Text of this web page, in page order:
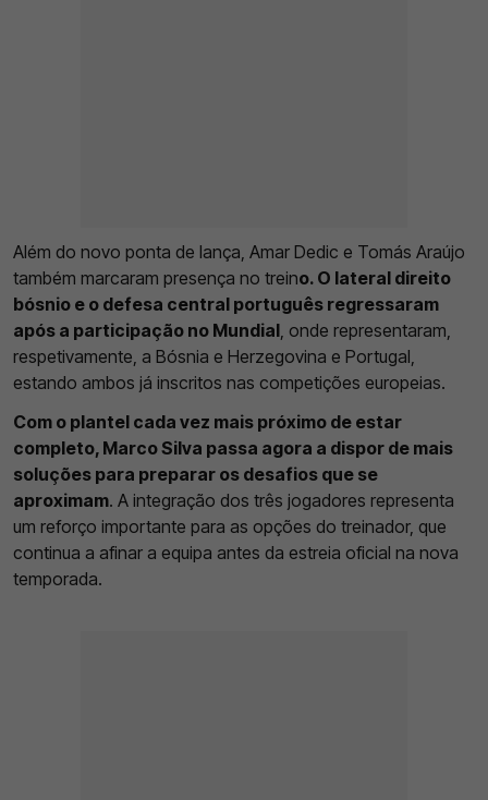
Além do novo ponta de lança, Amar Dedic e Tomás Araújo
também marcaram presença no treino. O lateral direito
bósnio e o defesa central português regressaram
após a participação no Mundial , onde representaram,
respetivamente, a Bósnia e Herzegovina e Portugal,
estando ambos já inscritos nas competições europeias.
Com o plantel cada vez mais próximo de estar
completo, Marco Silva passa agora a dispor de mais
soluções para preparar os desafios que se
aproximam. A integração dos três jogadores representa
um reforço importante para as opções do treinador, que
continua a afinar a equipa antes da estreia oficial na nova
temporada.